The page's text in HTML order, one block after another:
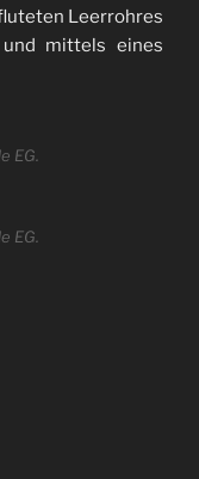
Leerrohres
mittels eines
EG.
EG.